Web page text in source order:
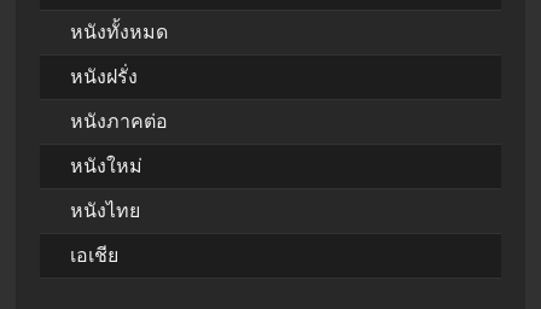
หนังทั้งหมด
หนังฝรั่ง
หนังภาคต่อ
หนังใหม่
หนังไทย
เอเชีย